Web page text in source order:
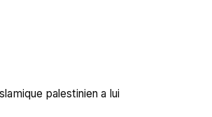
palestinien a lui